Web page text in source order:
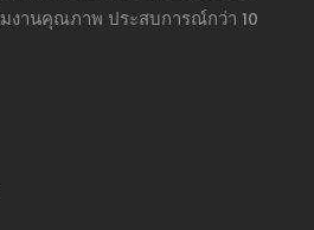
งานคุณภาพ ประสบการณ์กว่า 10